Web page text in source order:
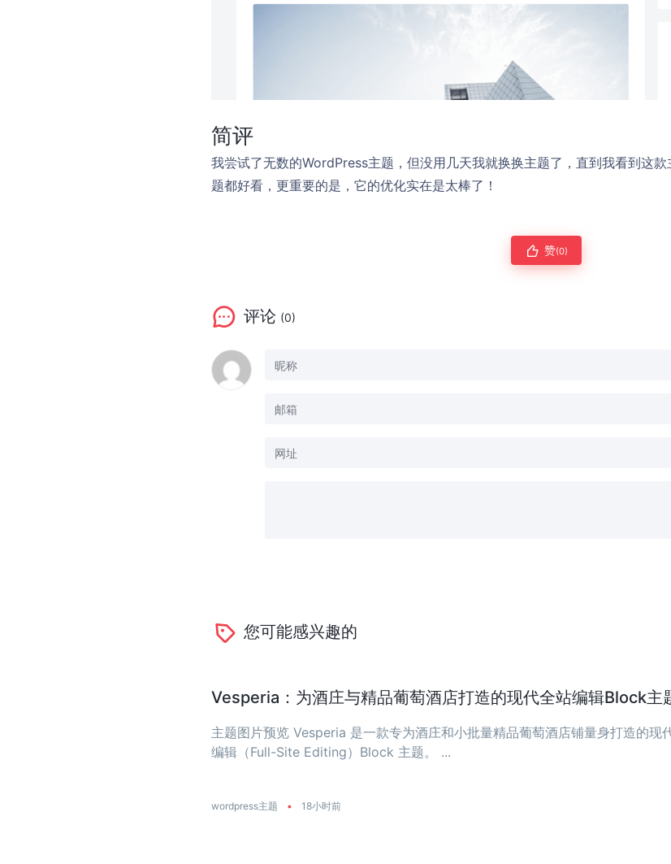
简评
我尝试了无数的WordPress主题，但没用几天我就换换主题了，直到我看到这
题都好看，更重要的是，它的优化实在是太棒了！
赞(0)
评论 (0)
您可能感兴趣的
Vesperia：为酒庄与精品葡萄酒店打造的现代全站编辑Block主
主题图片预览 Vesperia 是一款专为酒庄和小批量精品葡萄酒店铺量身打造的现
编辑（Full-Site Editing）Block 主题。 ...
wordpress主题 • 18小时前